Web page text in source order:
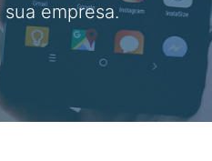
empresa.